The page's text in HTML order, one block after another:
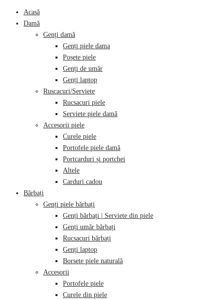
Acasă
Damă
Genți damă
Genți piele dama
Poșete piele
Genți de umăr
Genți laptop
Ruscacuri/Serviete
Rucsacuri piele
Serviete piele damă
Accesorii piele
Curele piele
Portofele piele damă
Portcarduri și portchei
Altele
Carduri cadou
Bărbați
Genți piele bărbați
Genți bărbați | Serviete din piele
Genți umăr bărbați
Rucsacuri bărbați
Genți laptop
Borsete piele naturală
Accesorii
Portofele piele
Curele din piele